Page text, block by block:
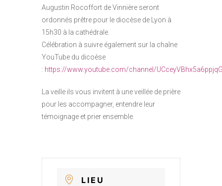
Augustin Rocoffort de Vinnière seront
ordonnés prêtre pour le diocèse de Lyon à
15h30 à la cathédrale.
Célébration à suivre également sur la chaîne
YouTube du dicoèse
: https://www.youtube.com/channel/
La veille ils vous invitent à une veillée de prière
pour les accompagner, entendre leur
témoignage et prier ensemble.
LIEU